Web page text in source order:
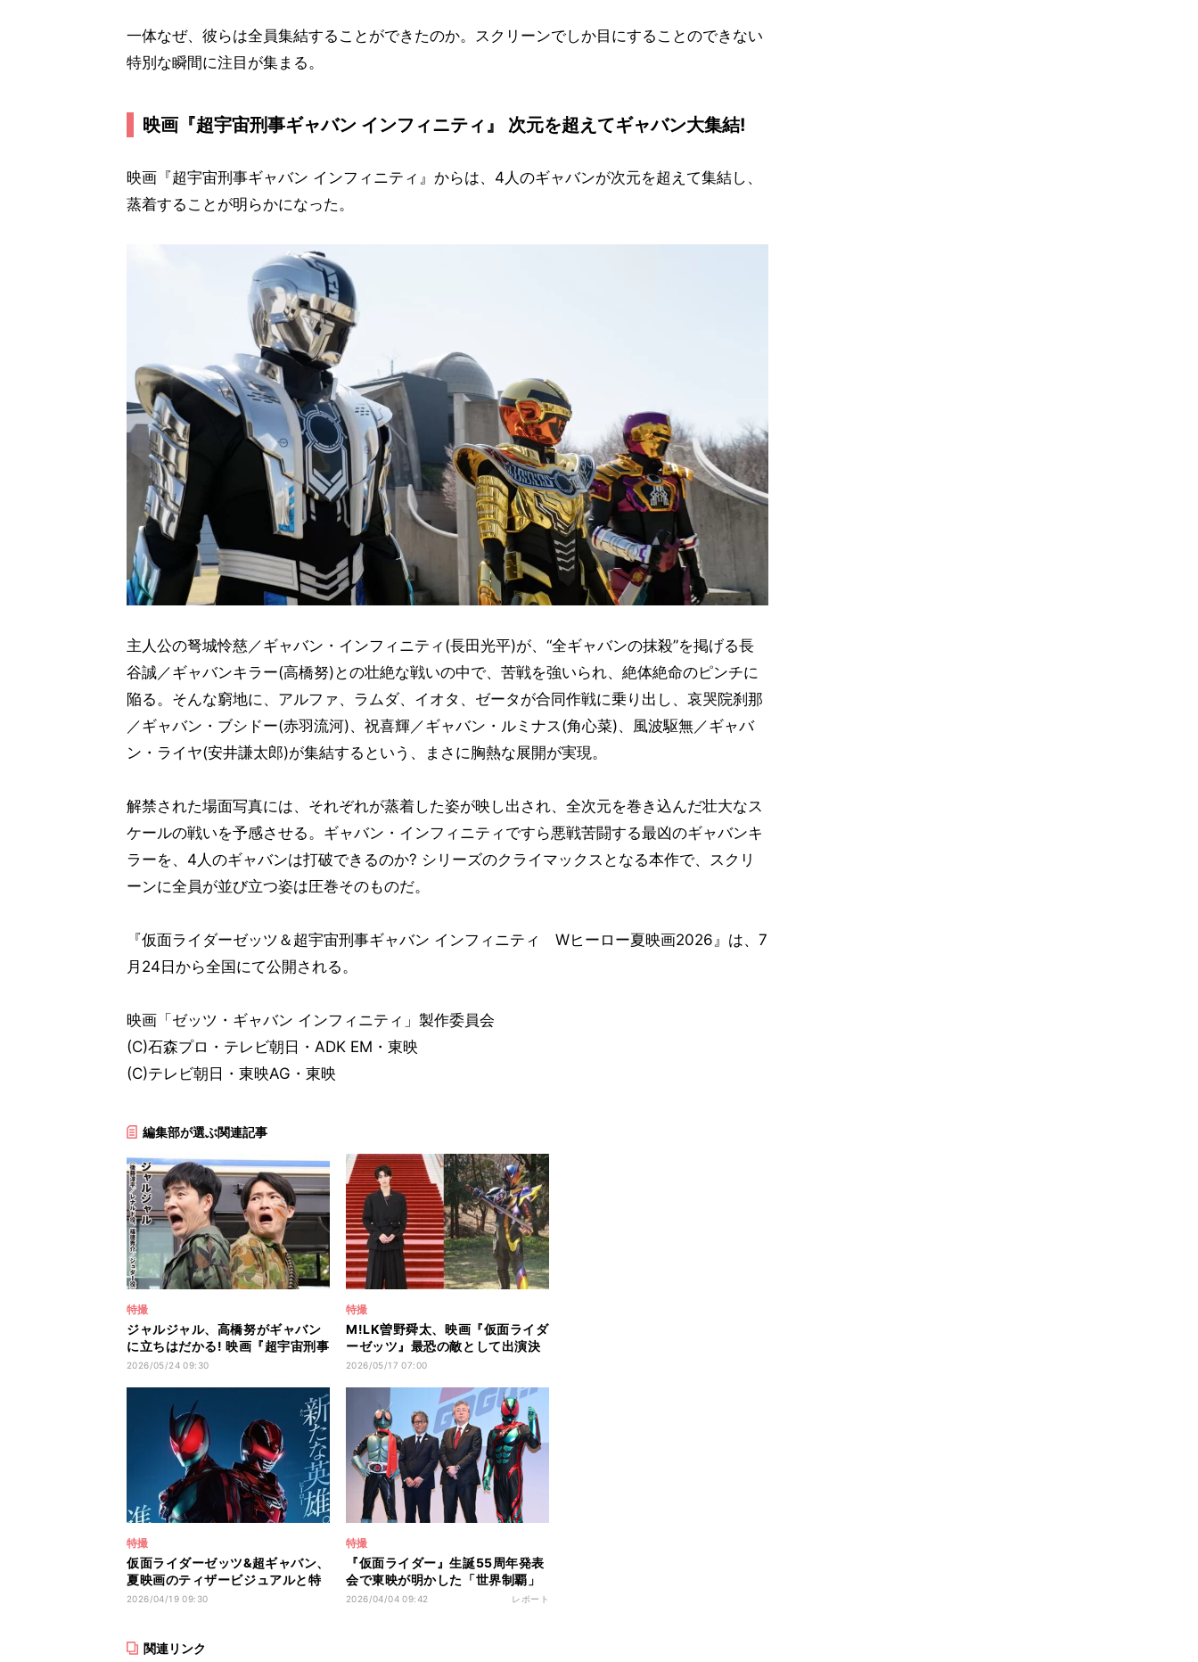
一体なぜ、彼らは全員集結することができたのか。スクリーンでしか目にすることのできない
特別な瞬間に注目が集まる。
映画『超宇宙刑事ギャバン インフィニティ』 次元を超えてギャバン大集結!
映画『超宇宙刑事ギャバン インフィニティ』からは、4人のギャバンが次元を超えて集結し、
蒸着することが明らかになった。
主人公の弩城怜慈／ギャバン・インフィニティ(長田光平)が、“全ギャバンの抹殺”を掲げる長
谷誠／ギャバンキラー(高橋努)との壮絶な戦いの中で、苦戦を強いられ、絶体絶命のピンチに
陥る。そんな窮地に、アルファ、ラムダ、イオタ、ゼータが合同作戦に乗り出し、哀哭院刹那
／ギャバン・ブシドー(赤羽流河)、祝喜輝／ギャバン・ルミナス(角心菜)、風波駆無／ギャバ
ン・ライヤ(安井謙太郎)が集結するという、まさに胸熱な展開が実現。
解禁された場面写真には、それぞれが蒸着した姿が映し出され、全次元を巻き込んだ壮大なス
ケールの戦いを予感させる。ギャバン・インフィニティですら悪戦苦闘する最凶のギャバンキ
ラーを、4人のギャバンは打破できるのか? シリーズのクライマックスとなる本作で、スクリ
ーンに全員が並び立つ姿は圧巻そのものだ。
『仮面ライダーゼッツ＆超宇宙刑事ギャバン インフィニティ Wヒーロー夏映画2026』は、7
月24日から全国にて公開される。
映画「ゼッツ・ギャバン インフィニティ」製作委員会
(C)石森プロ・テレビ朝日・ADK EM・東映
(C)テレビ朝日・東映AG・東映
編集部が選ぶ関連記事
特撮
ジャルジャル、高橋努がギャバン
に立ちはだかる! 映画『超宇宙刑事
ギャバン インフィニティ』出演決
2026/05/24 09:30
特撮
M!LK曽野舜太、映画『仮面ライダ
ーゼッツ』最恐の敵として出演決
定 - 本格的な殺陣にも初挑戦
2026/05/17 07:00
特撮
仮面ライダーゼッツ&超ギャバン、
夏映画のティザービジュアルと特
報を解禁!
2026/04/19 09:30
特撮
『仮面ライダー』生誕55周年発表
会で東映が明かした「世界制覇」
の野望!「仮面ライダーを全世界で
2026/04/04 09:42 レポート
関連リンク